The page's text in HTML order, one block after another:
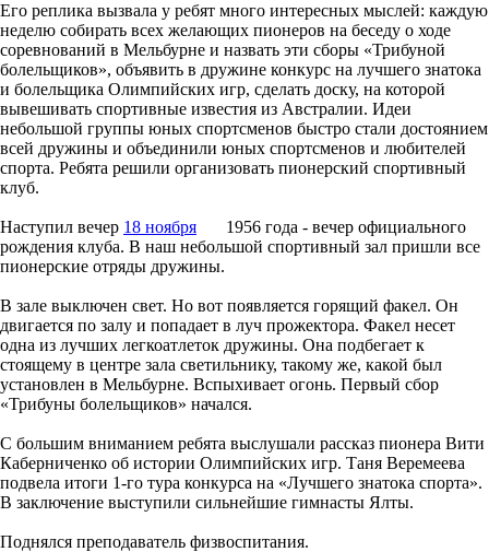
Его реплика вызвала у ребят много интересных мыслей: каждую
неделю собирать всех желающих пионеров на беседу о ходе
соревнований в Мельбурне и назвать эти сборы «Трибуной
болельщиков», объявить в дружине конкурс на лучшего знатока
и болельщика Олимпийских игр, сделать доску, на которой
вывешивать спортивные известия из Австралии. Идеи
небольшой группы юных спортсменов быстро стали достоянием
всей дружины и объединили юных спортсменов и любителей
спорта. Ребята решили организовать пионерский спортивный
клуб.
Наступил вечер 18 ноября
1956 года - вечер официального
рождения клуба. В наш небольшой спортивный зал пришли все
пионерские отряды дружины.
В зале выключен свет. Но вот появляется горящий факел. Он
двигается по залу и попадает в луч прожектора. Факел несет
одна из лучших легкоатлеток дружины. Она подбегает к
стоящему в центре зала светильнику, такому же, какой был
установлен в Мельбурне. Вспыхивает огонь. Первый сбор
«Трибуны болельщиков» начался.
С большим вниманием ребята выслушали рассказ пионера Вити
Каберниченко об истории Олимпийских игр. Таня Веремеева
подвела итоги 1-го тура конкурса на «Лучшего знатока спорта».
В заключение выступили сильнейшие гимнасты Ялты.
Поднялся преподаватель физвоспитания.